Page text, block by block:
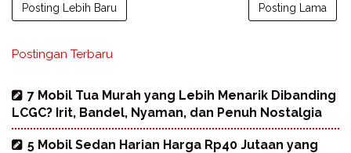
Posting Lebih Baru Posting Lama
Postingan Terbaru
7 Mobil Tua Murah yang Lebih Menarik Dibanding
LCGC? Irit, Bandel, Nyaman, dan Penuh Nostalgia
5 Mobil Sedan Harian Harga Rp40 Jutaan yang